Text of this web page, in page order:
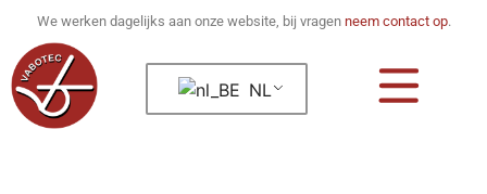
We werken dagelijks aan onze website, bij vragen neem contact op.
NL